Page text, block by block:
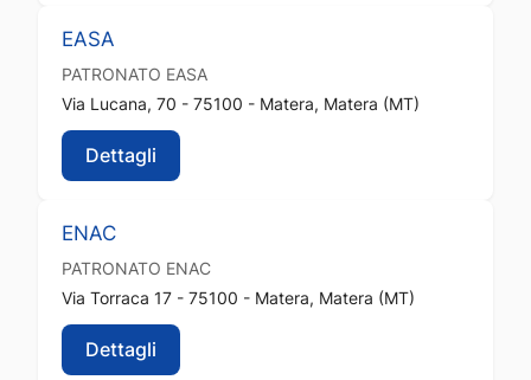
EASA
PATRONATO EASA
Via Lucana, 70 - 75100 - Matera, Matera (MT)
Dettagli
ENAC
PATRONATO ENAC
Via Torraca 17 - 75100 - Matera, Matera (MT)
Dettagli